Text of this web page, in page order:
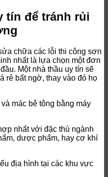
tín để tránh rủi
chữa các lỗi thi công sơn
nhất là lựa chọn một đơn
Một nhà thầu uy tín sẽ
rẻ bất ngờ, thay vào đó họ
mác bê tông bằng máy
nhất với đặc thù ngành
dược phẩm, hay cơ khí
địa hình tại các khu vực